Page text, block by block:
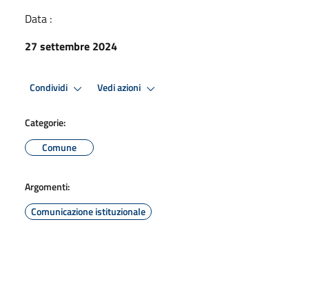
Data :
27 settembre 2024
Condividi Vedi azioni
Categorie:
Comune
Argomenti:
Comunicazione istituzionale